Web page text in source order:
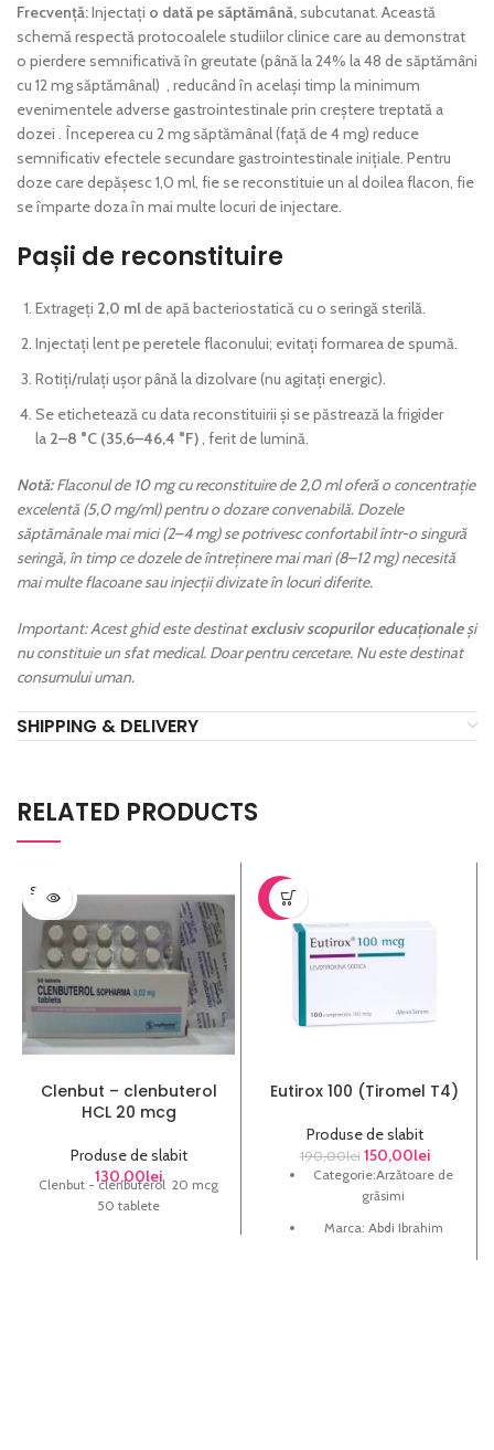
Frecvență:Injectați o dată pe săptămână,subcutanat. Această
schemă respectă protocoalele studiilor clinice care au demonstrat
o pierdere semnificativă în greutate (până la 24% la 48 de săptămâni
cu 12 mg săptămânal) , reducând în același timp la minimum
evenimentele adverse gastrointestinale prin creștere treptată a
dozei . Începerea cu 2 mg săptămânal (față de 4 mg) reduce
semnificativ efectele secundare gastrointestinale inițiale. Pentru
doze care depășesc 1,0 ml, fie se reconstituie un al doilea flacon, fie
se împarte doza în mai multe locuri de injectare.
Pașii de reconstituire
Extrageți 2,0 mlde apă bacteriostatică cu o seringă sterilă.
Injectați lent pe peretele flaconului; evitați formarea de spumă.
Rotiți/rulați ușor până la dizolvare (nu agitați energic).
Se etichetează cu data reconstituirii și se păstrează la frigider
la 2–8 °C (35,6–46,4 °F), ferit de lumină.
Notă:Flaconul de 10 mg cu reconstituire de 2,0 ml oferă o concentrație
excelentă (5,0 mg/ml) pentru o dozare convenabilă. Dozele
săptămânale mai mici (2–4 mg) se potrivesc confortabil într-o singură
seringă, în timp ce dozele de întreținere mai mari (8–12 mg) necesită
mai multe flacoane sau injecții divizate în locuri diferite.
Important: Acest ghid este destinatexclusiv scopurilor educaționaleși
nu constituie un sfat medical. Doar pentru cercetare. Nu este destinat
consumului uman.
SHIPPING & DELIVERY
RELATED PRODUCTS
SOLD O
UT
Clenbut – clenbuterol
HCL 20 mcg
Produse de slabit
130,00lei
Clenbut - clenbuterol 20 mcg
50 tablete
-21%
Eutirox 100 (Tiromel T4)
Produse de slabit
190,00lei 150,00lei
Categorie:Arzătoare de
grăsimi
Marca: Abdi Ibrahim